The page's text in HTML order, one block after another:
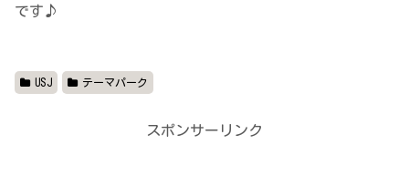
です♪
USJ テーマパーク
スポンサーリンク